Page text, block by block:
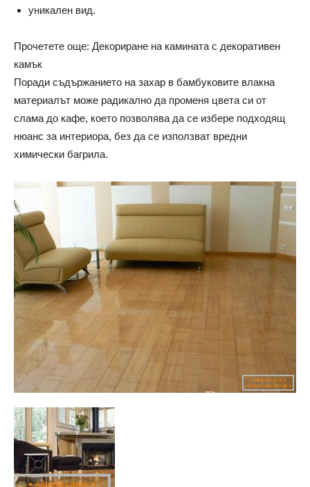
уникален вид.
Прочетете още: Декориране на камината с декоративен
камък
Поради съдържанието на захар в бамбуковите влакна
материалът може радикално да променя цвета си от
слама до кафе, което позволява да се избере подходящ
нюанс за интериора, без да се използват вредни
химически багрила.